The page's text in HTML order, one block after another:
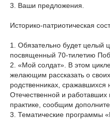
3. Ваши предложения.
Историко-патриотическая
1. Обязательно будет целый
посвященный 70-тилетию
2. «Мой солдат». В этом
желающим рассказать о
родственниках,
Отечественной и работавших
практике, сообщим
3. Тематические программы